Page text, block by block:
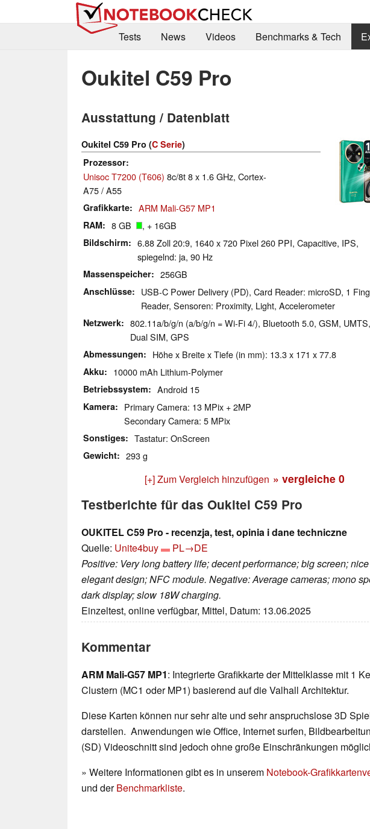
Tests
News Videos Benchmarks & Tech
Oukitel C59 Pro
Ausstattung / Datenblatt
Oukitel C59 Pro (C Serie)
Prozessor
Unisoc T7200 (T606) 8c/8t 8 x 1.6 GHz, Cortex-
A75 / A55
Grafikkarte ARM Mali-G57 MP1
RAM 8 GB , + 16GB
Bildschirm
6.88 Zoll 20:9, 1640 x 720 Pixel 260 PPI, Capacitive, IPS,
spiegelnd: ja, 90 Hz
Massenspeicher 256GB
Anschlüsse
USB-C Power Delivery (PD), Card Reader: microSD, 1
Reader, Sensoren: Proximity, Light, Accelerometer
Netzwerk
802.11a/b/g/n (a/b/g/n = Wi-Fi 4/), Bluetooth 5.0, GSM,
Dual SIM, GPS
Abmessungen Höhe x Breite x Tiefe (in mm): 13.3 x 171 x 77.8
Akku 10000 mAh Lithium-Polymer
Betriebssystem Android 15
Kamera
Primary Camera: 13 MPix + 2MP
Secondary Camera: 5 MPix
Sonstiges Tastatur: OnScreen
Gewicht 293 g
[+] Zum Vergleich hinzufügen » vergleiche 0
Testberichte für das Oukitel C59 Pro
OUKITEL C59 Pro - recenzja, test, opinia i dane techniczne
Quelle: Unite4buy
PL→DE
Positive: Very long battery life; decent performance; big screen;
elegant design; NFC module. Negative: Average cameras; mono
dark display; slow 18W charging.
Einzeltest, online verfügbar, Mittel, Datum: 13.06.2025
Kommentar
ARM Mali-G57 MP1: Integrierte Grafikkarte der Mittelklasse mit 1
Clustern (MC1 oder MP1) basierend auf die Valhall Architektur.
Diese Karten können nur sehr alte und sehr anspruchslose 3D
darstellen. Anwendungen wie Office, Internet surfen,
(SD) Videoschnitt sind jedoch ohne große Einschränkungen
» Weitere Informationen gibt es in unserem Notebook-
und derBenchmarkliste.